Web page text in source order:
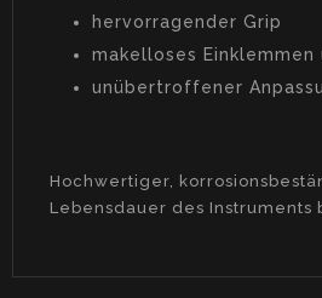
hervorragender Grip
makelloses
unübertroffener
Hochwertiger,
Lebensdauer des Instruments